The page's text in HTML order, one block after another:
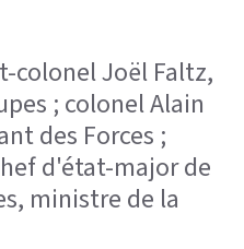
colonel Joël Faltz,
; colonel Alain
des Forces ;
d'état-major de
ministre de la